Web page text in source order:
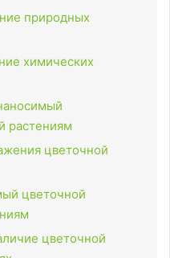
природных
химических
растениям
цветочной
цветочной
цветочной